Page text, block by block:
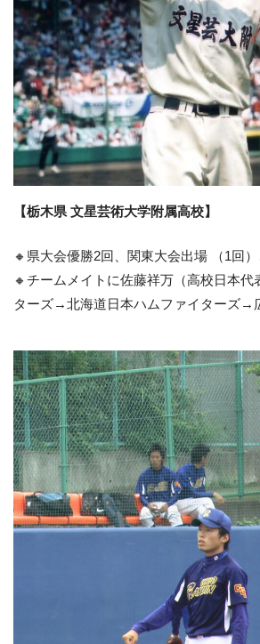
【栃木県 文星芸術大学附属高校】
🔸県大会優勝2回、関東大会出場 （1回）
🔸チームメイトに佐藤祥万（高校日本
ターズ→北海道日本ハムファイターズ→